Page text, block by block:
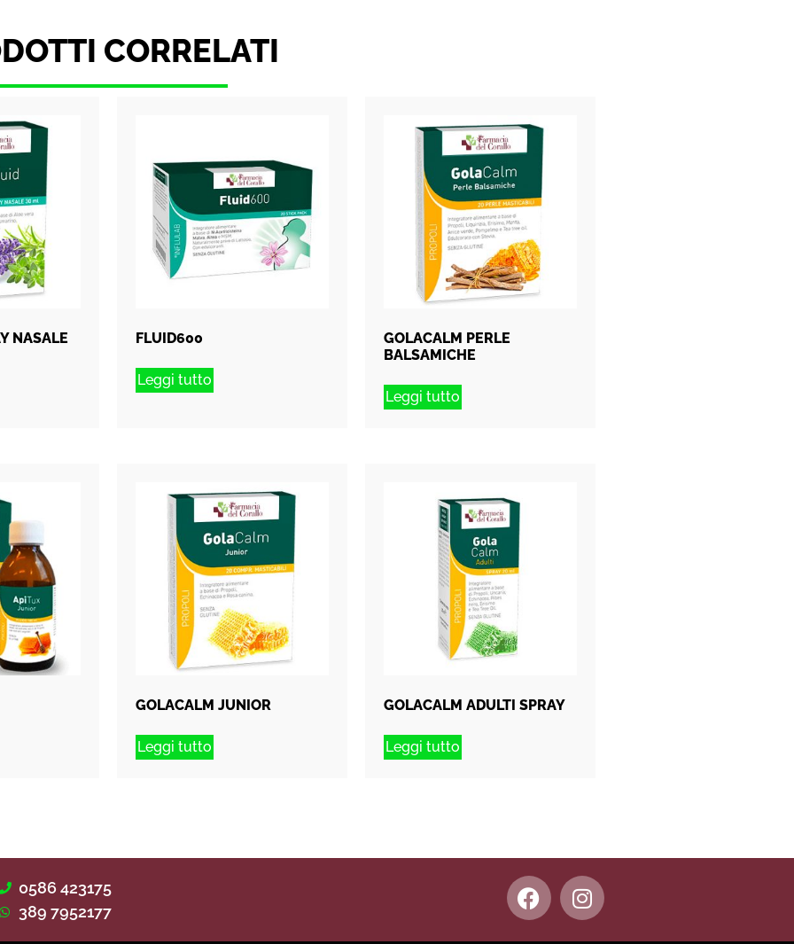
CORRELATI
NASALE FLUID600
Leggi tutto
GOLACALM PERLE
BALSAMICHE
Leggi tutto
GOLACALM JUNIOR
Leggi tutto
GOLACALM ADULTI SPRAY
Leggi tutto
0586 423175
389 7952177